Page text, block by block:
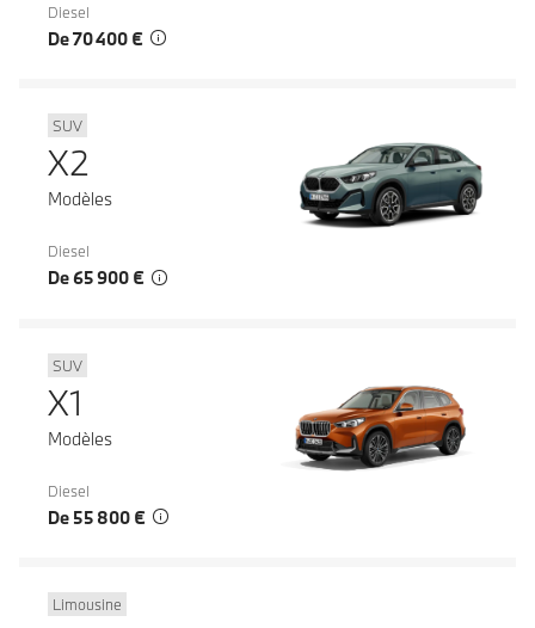
Diesel
De 70 400 €
SUV
X2
Modèles
Diesel
De 65 900 €
SUV
X1
Modèles
Diesel
De 55 800 €
Limousine